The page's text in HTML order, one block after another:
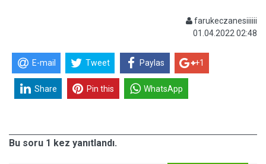
farukeczanesiiiiii
01.04.2022 02:48
E-mail Tweet Paylas +1
Share Pin this WhatsApp
Bu soru 1 kez yanıtlandı.